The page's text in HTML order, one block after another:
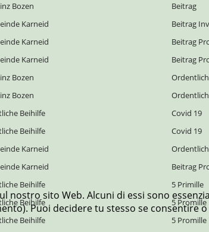
Bozen Beitrag
Karneid Beitrag
Karneid Beitrag
Karneid Beitrag
Bozen
Bozen
Beihilfe Covid 19
Beihilfe Covid 19
Karneid
Karneid Beitrag
Beihilfe 5 Primille
Beihilfe 5 Promille
Beihilfe 5 Promille
nostro sito Web. Alcuni di essi sono
Puoi decidere tu stesso se consentire